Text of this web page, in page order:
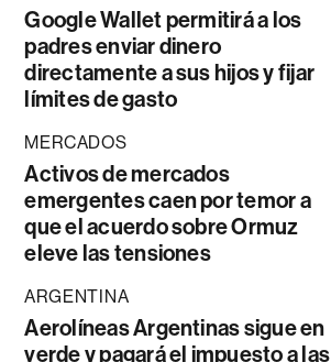
Google Wallet permitirá a los
padres enviar dinero
directamente a sus hijos y fijar
límites de gasto
MERCADOS
Activos de mercados
emergentes caen por temor a
que el acuerdo sobre Ormuz
eleve las tensiones
ARGENTINA
Aerolíneas Argentinas sigue en
verde y pagará el impuesto a las